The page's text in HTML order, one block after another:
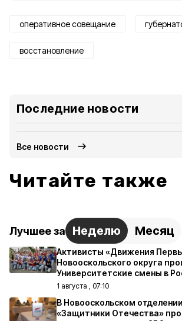
оперативное совещание
восстановление
Последние новости
Все новости
Читайте также
Лучшее за Неделю Месяц
Активисты «Движения
Новооскольского округа
Университетские смены в
1 августа , 07:10
В Новооскольском
«Защитники Отечества»